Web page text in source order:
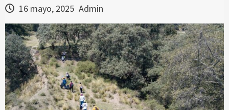
16 mayo, 2025 Admin